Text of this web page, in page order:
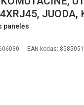
JUODA,
panelės
EAN kodas: